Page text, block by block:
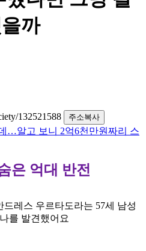
까
132521588
주소복사
…알고 보니 2억6천만원짜리 스
은 억대 반전
드레스 우르타도라는 57세 남성
를 발견했어요